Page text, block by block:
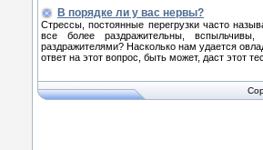
В порядке ли у вас нервы?
Стрессы, постоянные перегрузки часто
все более раздражительны,
раздражителями? Насколько нам удается
ответ на этот вопрос, быть может, даст этот